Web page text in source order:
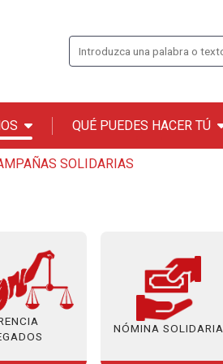
ONCE
Buscar
QUÉ PUEDES HACER TÚ
SOLIDARIAS
NÓMINA SOLIDARIA